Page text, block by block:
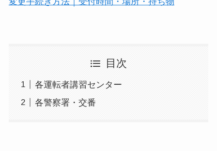
目次
各運転者講習センター
各警察署・交番